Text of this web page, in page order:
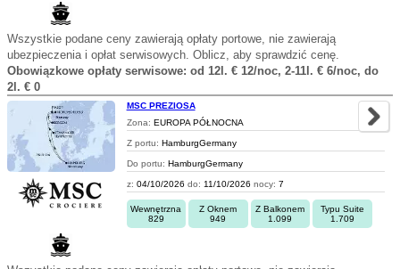
Wszystkie podane ceny zawierają opłaty portowe, nie zawierają
ubezpieczenia i opłat serwisowych. Oblicz, aby sprawdzić cenę.
Obowiązkowe opłaty serwisowe: od 12l. € 12/noc, 2-11l. € 6/noc, do
2l. € 0
MSC PREZIOSA
Zona: EUROPA PÓŁNOCNA
Z portu: HamburgGermany
Do portu: HamburgGermany
z: 04/10/2026 do: 11/10/2026 nocy: 7
Wewnętrzna
829
Z Oknem
949
Z Balkonem
1.099
Typu Suite
1.709